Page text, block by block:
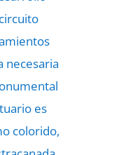
necesaria
es
colorido,